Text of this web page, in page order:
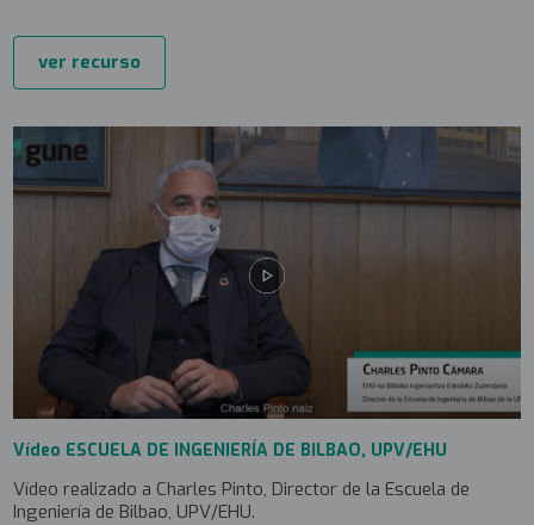
ver recurso
Vídeo ESCUELA DE INGENIERÍA DE BILBAO, UPV/EHU
Vídeo realizado a Charles Pinto, Director de la Escuela de
Ingeniería de Bilbao, UPV/EHU.